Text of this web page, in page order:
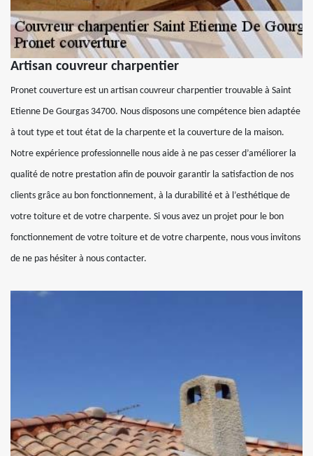
Artisan couvreur charpentier
Pronet couverture est un artisan couvreur charpentier trouvable à Saint
Etienne De Gourgas 34700. Nous disposons une compétence bien adaptée
à tout type et tout état de la charpente et la couverture de la maison.
Notre expérience professionnelle nous aide à ne pas cesser d’améliorer la
qualité de notre prestation afin de pouvoir garantir la satisfaction de nos
clients grâce au bon fonctionnement, à la durabilité et à l’esthétique de
votre toiture et de votre charpente. Si vous avez un projet pour le bon
fonctionnement de votre toiture et de votre charpente, nous vous invitons
de ne pas hésiter à nous contacter.